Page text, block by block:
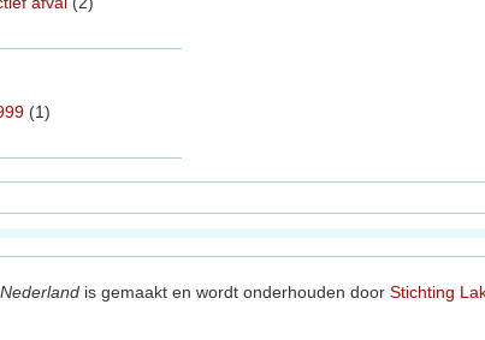
(1)
is gemaakt en wordt onderhouden door Stichting